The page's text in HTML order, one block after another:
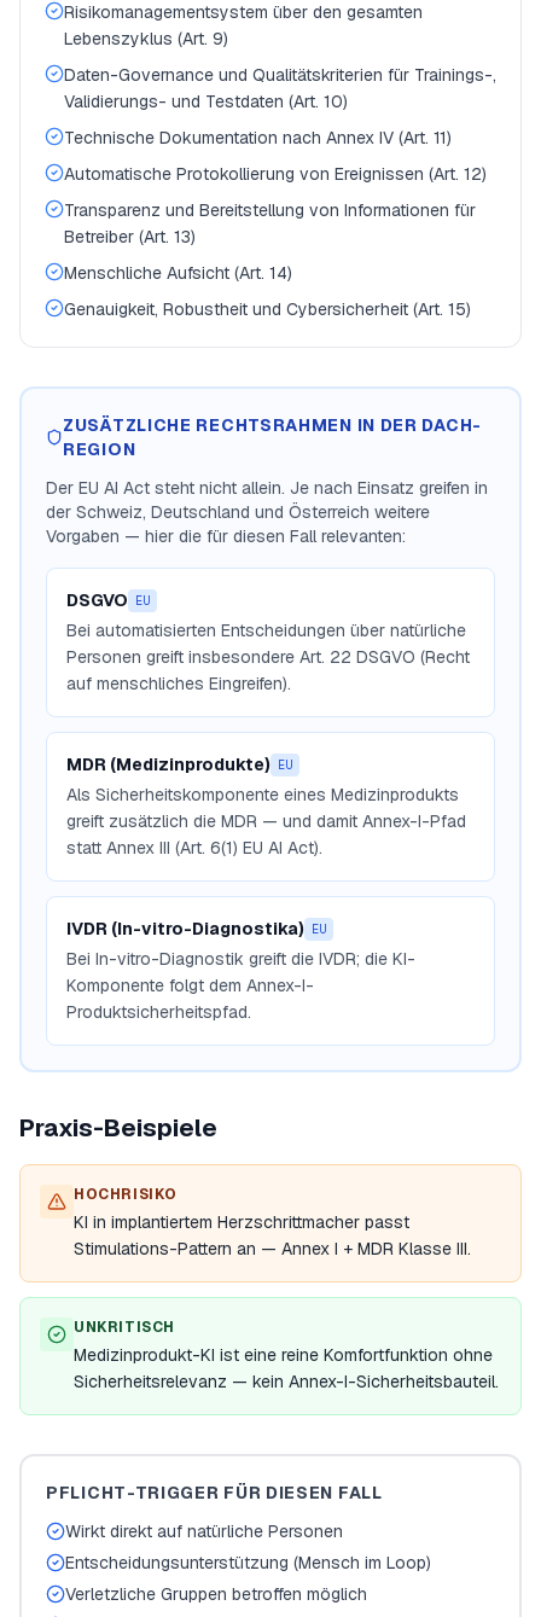
Risikomanagementsystem über den gesamten
Lebenszyklus (Art. 9)
Daten-Governance und Qualitätskriterien für Trainings-,
Validierungs- und Testdaten (Art. 10)
Technische Dokumentation nach Annex IV (Art. 11)
Automatische Protokollierung von Ereignissen (Art. 12)
Transparenz und Bereitstellung von Informationen für
Betreiber (Art. 13)
Menschliche Aufsicht (Art. 14)
Genauigkeit, Robustheit und Cybersicherheit (Art. 15)
ZUSÄTZLICHE RECHTSRAHMEN IN DER DACH-
REGION
Der EU AI Act steht nicht allein. Je nach Einsatz greifen in
der Schweiz, Deutschland und Österreich weitere
Vorgaben — hier die für diesen Fall relevanten:
DSGVO EU
Bei automatisierten Entscheidungen über natürliche
Personen greift insbesondere Art. 22 DSGVO (Recht
auf menschliches Eingreifen).
MDR (Medizinprodukte) EU
Als Sicherheitskomponente eines Medizinprodukts
greift zusätzlich die MDR — und damit Annex-I-Pfad
statt Annex III (Art. 6(1) EU AI Act).
IVDR (In-vitro-Diagnostika) EU
Bei In-vitro-Diagnostik greift die IVDR; die KI-
Komponente folgt dem Annex-I-
Produktsicherheitspfad.
Praxis-Beispiele
HOCHRISIKO
KI in implantiertem Herzschrittmacher passt
Stimulations-Pattern an — Annex I + MDR Klasse III.
UNKRITISCH
Medizinprodukt-KI ist eine reine Komfortfunktion ohne
Sicherheitsrelevanz — kein Annex-I-Sicherheitsbauteil.
PFLICHT-TRIGGER FÜR DIESEN FALL
Wirkt direkt auf natürliche Personen
Entscheidungsunterstützung (Mensch im Loop)
Verletzliche Gruppen betroffen möglich